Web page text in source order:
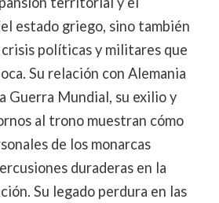
estado griego, sino también
políticas y militares que
Su relación con Alemania
Guerra Mundial, su exilio y
al trono muestran cómo
de los monarcas
duraderas en la
Su legado perdura en las